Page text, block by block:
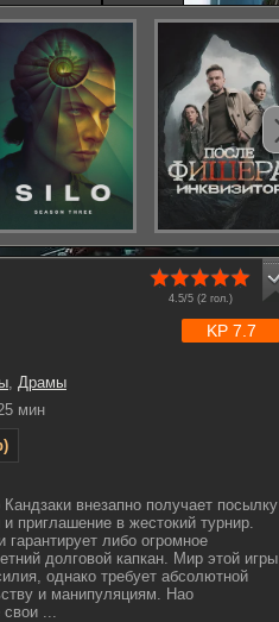
4.5/5 (2гол.)
, Драмы
мин
KP 7.7
внезапно получает посылку
приглашение в жестокий турнир.
гарантирует либо огромное
долговой капкан. Мир этой игры
однако требует абсолютной
и манипуляциям. Нао
свои ...